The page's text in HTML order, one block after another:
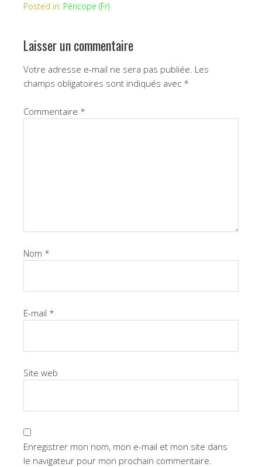
Posted in: Péricope (Fr)
Laisser un commentaire
Votre adresse e-mail ne sera pas publiée. Les
champs obligatoires sont indiqués avec *
Commentaire *
Nom *
E-mail *
Site web
Enregistrer mon nom, mon e-mail et mon site dans
le navigateur pour mon prochain commentaire.